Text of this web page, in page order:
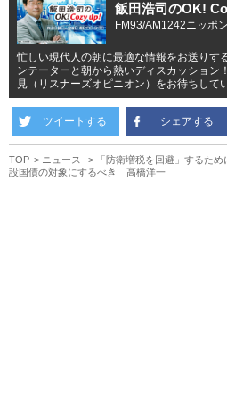
飯田浩司のOK!
FM93/AM1242ニッ
忙しい現代人の朝に最適な情報をお送りす
ンテーターと朝から熱いディスカッション
見（リスナーズオピニオン）をお待ちして
ツイートする シェアする
TOP ニュース
「防衛増税を回避」するた
設国債の対象にするべき 高橋洋一